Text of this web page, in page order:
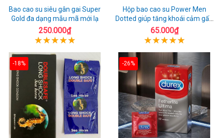
Bao cao su siêu gân gai Super
Gold đa dạng mẫu mã mới lạ
250.000₫
Hộp bao cao su Power Men
Dotted giúp tăng khoái cảm gấp
đôi
65.000₫
-18% -26%